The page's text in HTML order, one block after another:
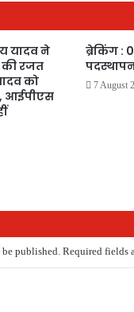
यादव ने
रजत
को
आईपीएस
ब्रेकिंग :
7 August
published. Required fields